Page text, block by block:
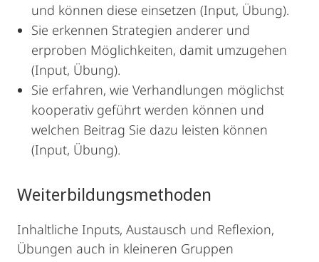
und können diese einsetzen (Input, Übung).
Sie erkennen Strategien anderer und
erproben Möglichkeiten, damit umzugehen
(Input, Übung).
Sie erfahren, wie Verhandlungen möglichst
kooperativ geführt werden können und
welchen Beitrag Sie dazu leisten können
(Input, Übung).
Weiterbildungsmethoden
Inhaltliche Inputs, Austausch und Reflexion,
Übungen auch in kleineren Gruppen